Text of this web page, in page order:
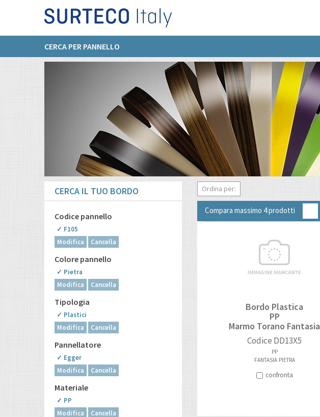
CERCA PER PANNELLO
CERCA IL TUO BORDO
Codice pannello
✓ F105
Modifica
Cancella
Colore pannello
✓ Pietra
Modifica
Cancella
Tipologia
✓ Plastici
Modifica
Cancella
Pannellatore
✓ Egger
Modifica
Cancella
Materiale
✓ PP
Modifica
Cancella
Ordina per:
Compara massimo 4 prodotti
Bordo Plastica
PP
Marmo Torano Fantasia
Codice DD13X5
PP
FANTASIA PIETRA
confronta